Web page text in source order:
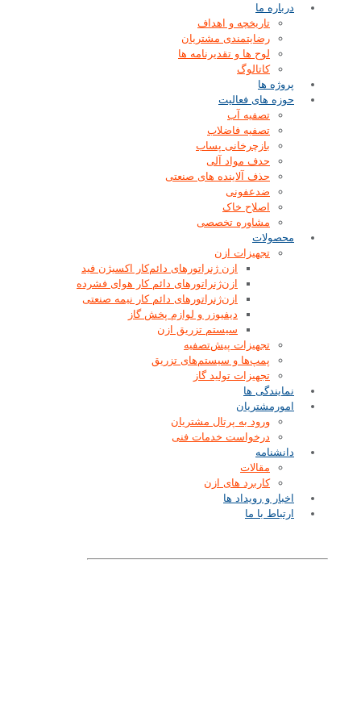
درباره ما
تاریخچه و اهداف
رضایتمندی مشتریان
لوح ها و تقدیرنامه ها
کاتالوگ
پروژه ها
حوزه های فعالیت
تصفیه آب
تصفیه فاضلاب
بازچرخانی پساب
حدف مواد آلی
حذف آلاینده های صنعتی
ضدعفونی
اصلاح خاک
مشاوره تخصصی
محصولات
تجهیزات ازن
ازن‌ ژنراتورهای دائم‌کار اکسیژن فید
ازن‌ژنراتورهای دائم کار هوای فشرده
ازن‌ژنراتورهای دائم کار نیمه صنعتی
دیفیوزر و لوازم پخش گاز
سیستم تزریق ازن
تجهیزات پیش‌تصفیه
پمپ‌ها و سیستم‌های تزریق
تجهیزات تولید گاز
نمایندگی ها
امورمشتریان
ورود به پرتال مشتریان
درخواست خدمات فنی
دانشنامه
مقالات
کاربرد های ازن
اخبار و رویداد ها
ارتباط با ما